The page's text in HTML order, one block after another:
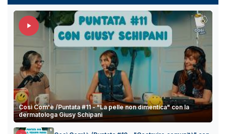
Così Com'è /Puntata #11 - "La pelle non dimentica" con la
dermatologa Giusy Schipani